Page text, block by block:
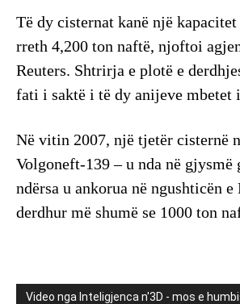
Të dy cisternat kanë një
rreth 4,200 ton naftë, njoftoi
Reuters. Shtrirja e plotë e
fati i saktë i të dy anijeve mbetet
Në vitin 2007, një tjetër cisternë
Volgoneft-139 – u nda në gjysmë
ndërsa u ankorua në ngushticën
derdhur më shumë se 1000 ton
Video nga Inteligjenca n'3D - mos e